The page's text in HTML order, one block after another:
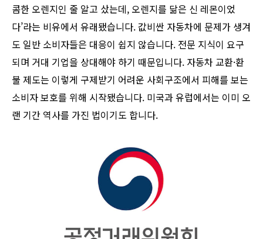
콤한 오렌지인 줄 알고 샀는데, 오렌지를 닮은 신 레몬이었
다’라는 비유에서 유래됐습니다. 값비싼 자동차에 문제가 생겨
도 일반 소비자들은 대응이 쉽지 않습니다. 전문 지식이 요구
되며 거대 기업을 상대해야 하기 때문입니다. 자동차 교환·환
불 제도는 이렇게 구제받기 어려운 사회구조에서 피해를 보는
소비자 보호를 위해 시작됐습니다. 미국과 유럽에서는 이미 오
랜 기간 역사를 가진 법이기도 합니다.